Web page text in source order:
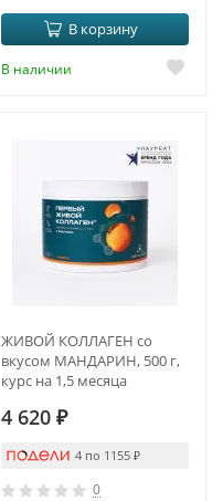
В корзину
В наличии
ЖИВОЙ КОЛЛАГЕН со
вкусом МАНДАРИН, 500 г,
курс на 1,5 месяца
4 620 ₽
4 по 1155 ₽
0